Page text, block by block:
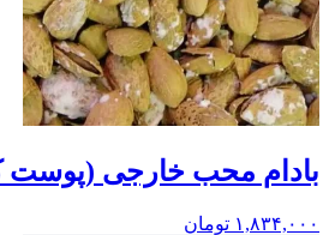
بادام محب خارجی (پوست
۱,۸۳۴,۰۰۰ تومان